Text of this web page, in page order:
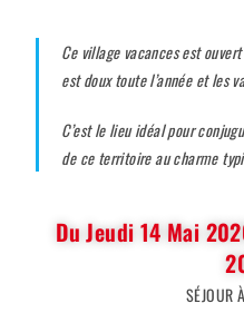
Ce village vacances est
est doux toute l’année et les
C’est le lieu idéal pour
de ce territoire au charme
Du Jeudi 14 Mai
SÉJOUR